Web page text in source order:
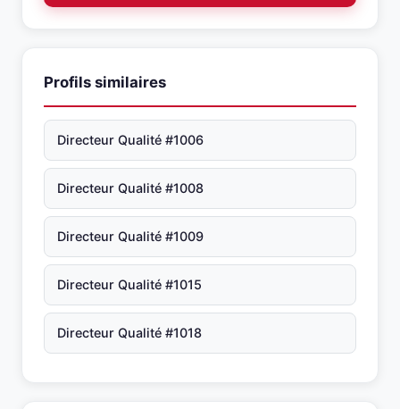
Profils similaires
Directeur Qualité #1006
Directeur Qualité #1008
Directeur Qualité #1009
Directeur Qualité #1015
Directeur Qualité #1018